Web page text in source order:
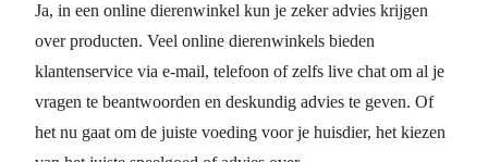
Ja, in een online dierenwinkel kun je zeker advies krijgen
over producten. Veel online dierenwinkels bieden
klantenservice via e-mail, telefoon of zelfs live chat om al je
vragen te beantwoorden en deskundig advies te geven. Of
het nu gaat om de juiste voeding voor je huisdier, het kiezen